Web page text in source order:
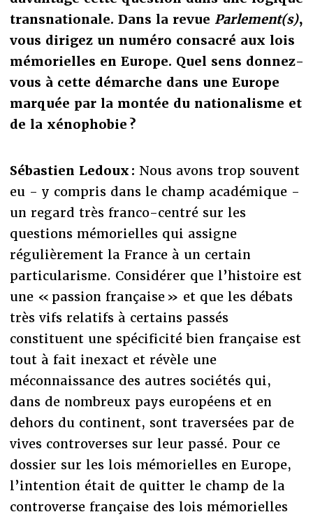
transnationale. Dans la revue Parlement(s),
vous dirigez un numéro consacré aux lois
mémorielles en Europe. Quel sens donnez-
vous à cette démarche dans une Europe
marquée par la montée du nationalisme et
de la xénophobie ?
Sébastien Ledoux : Nous avons trop souvent
eu - y compris dans le champ académique -
un regard très franco-centré sur les
questions mémorielles qui assigne
régulièrement la France à un certain
particularisme. Considérer que l’histoire est
une « passion française » et que les débats
très vifs relatifs à certains passés
constituent une spécificité bien française est
tout à fait inexact et révèle une
méconnaissance des autres sociétés qui,
dans de nombreux pays européens et en
dehors du continent, sont traversées par de
vives controverses sur leur passé. Pour ce
dossier sur les lois mémorielles en Europe,
l’intention était de quitter le champ de la
controverse française des lois mémorielles